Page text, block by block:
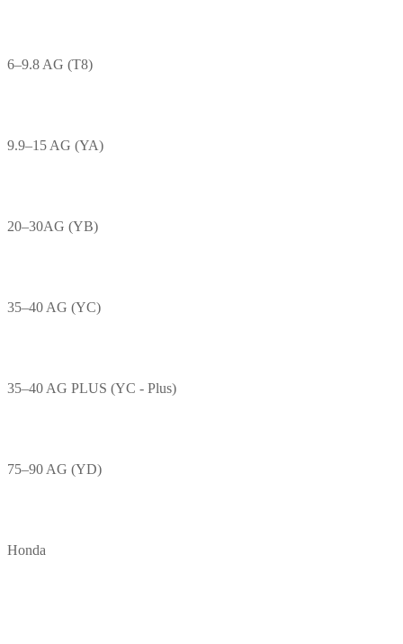
6–9.8 AG (T8)
9.9–15 AG (YA)
20–30AG (YB)
35–40 AG (YC)
35–40 AG PLUS (YC - Plus)
75–90 AG (YD)
Honda